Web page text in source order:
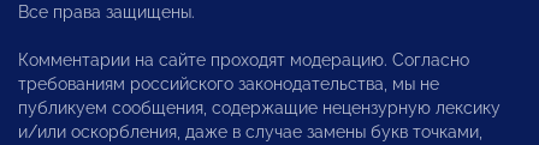
Все права защищены.
Комментарии на сайте проходят модерацию. Согласно
требованиям российского законодательства, мы не
публикуем сообщения, содержащие нецензурную лексику
и/или оскорбления, даже в случае замены букв точками,